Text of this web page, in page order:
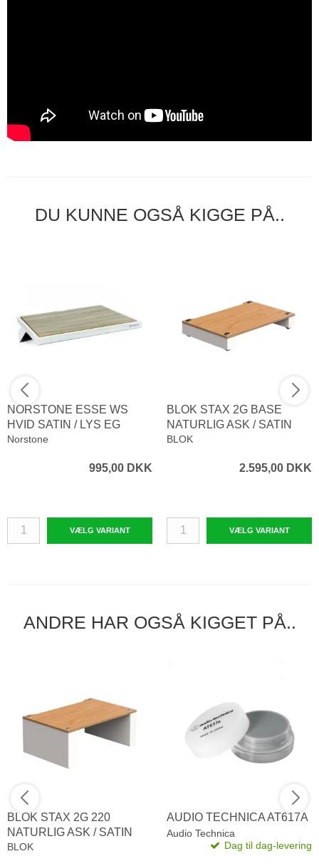
DU KUNNE OGSÅ KIGGE PÅ..
NORSTONE ESSE WS
HVID SATIN / LYS EG
Norstone
995,00 DKK
VÆLG VARIANT
BLOK STAX 2G BASE
NATURLIG ASK / SATIN
HVID
BLOK
2.595,00 DKK
VÆLG VARIANT
ANDRE HAR OGSÅ KIGGET PÅ..
BLOK STAX 2G 220
NATURLIG ASK / SATIN
HVID
BLOK
AUDIO TECHNICA AT617A
Audio Technica
Dag til dag-levering